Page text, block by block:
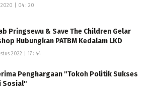
2020 | 04 : 20
Pringsewu & Save The Children Gelar
Hubungkan PATBM Kedalam LKD
2022 | 17 : 44
Penghargaan "Tokoh Politik Sukses
Sosial"